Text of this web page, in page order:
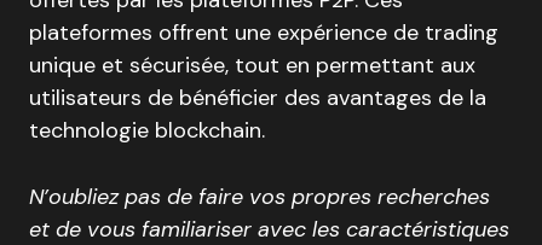
plateformes offrent une expérience de trading
unique et sécurisée, tout en permettant aux
utilisateurs de bénéficier des avantages de la
technologie blockchain.
N’oubliez pas de faire vos propres recherches
et de vous familiariser avec les caractéristiques